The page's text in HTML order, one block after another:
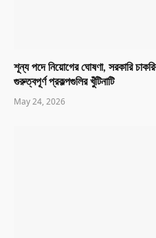
শূন্য পদে নিয়োগের ঘোষণা, সরকারি
গুরুত্বপূর্ণ প্রকল্পগুলির খুঁটিনাটি
May 24, 2026